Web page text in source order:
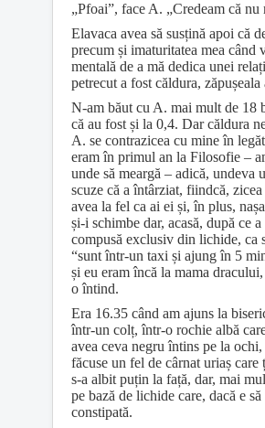
„Pfoai”, face A. „Credeam că
Elavaca avea să susțină apoi că
precum și imaturitatea mea
mentală de a mă dedica unei
petrecut a fost căldura,
N-am băut cu A. mai mult de 18
că au fost și la 0,4. Dar căldura
A. se contrazicea cu mine în
eram în primul an la Filosofie –
unde să meargă – adică, undeva
scuze că a întârziat, fiindcă,
avea la fel ca ai ei și, în plus,
și-i schimbe dar, acasă, după ce
compusă exclusiv din lichide, ca
“sunt într-un taxi și ajung în 5
și eu eram încă la mama
o întind.
Era 16.35 când am ajuns la
într-un colț, într-o rochie albă
avea ceva negru întins pe la
făcuse un fel de cârnat uriaș
s-a albit puțin la față, dar, mai
pe bază de lichide care, dacă e
constipată.